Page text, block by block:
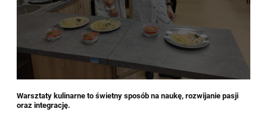
Warsztaty kulinarne to świetny sposób na naukę, rozwijanie pasji
oraz integrację.